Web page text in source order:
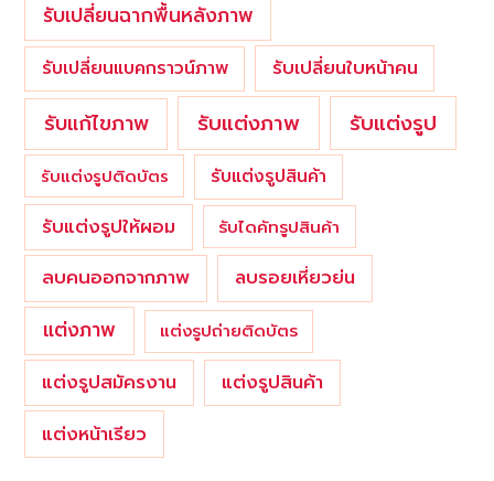
รับเปลี่ยนฉากพื้นหลังภาพ
รับเปลี่ยนแบคกราวน์ภาพ รับเปลี่ยนใบหน้าคน
รับแก้ไขภาพ รับแต่งภาพ รับแต่งรูป
รับแต่งรูปติดบัตร รับแต่งรูปสินค้า
รับแต่งรูปให้ผอม รับไดคัทรูปสินค้า
ลบคนออกจากภาพ ลบรอยเหี่ยวย่น
แต่งภาพ แต่งรูปถ่ายติดบัตร
แต่งรูปสมัครงาน
แต่งรูปสินค้า
แต่งหน้าเรียว